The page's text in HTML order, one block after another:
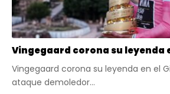
Vingegaard corona su leyenda
Vingegaard corona su leyenda en el
ataque demoledor…